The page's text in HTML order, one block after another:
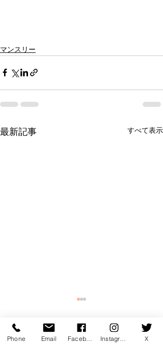
マンスリー
最新記事 すべて表示
コメント
Phone Email X